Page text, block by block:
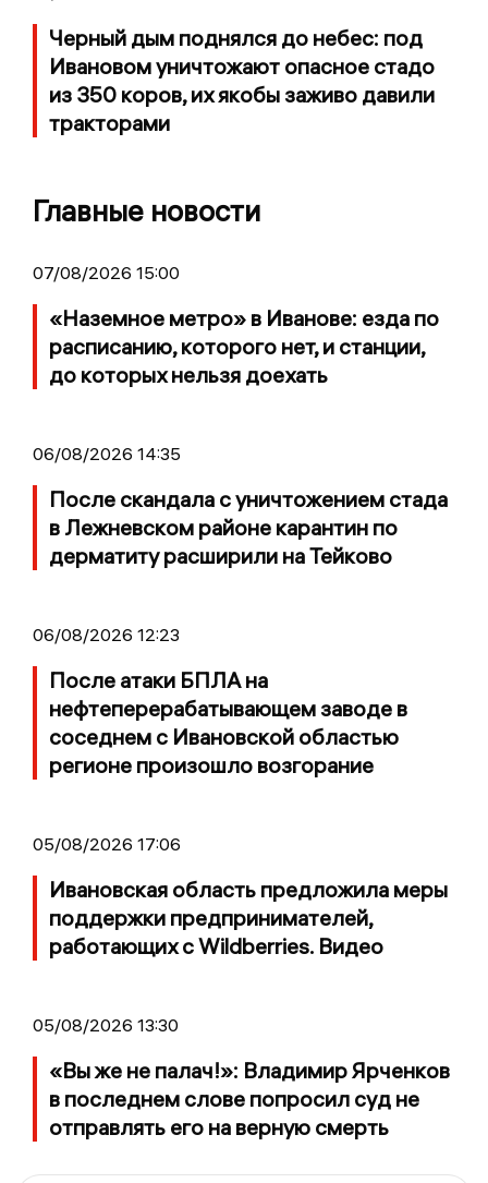
Черный дым поднялся до небес: под
Ивановом уничтожают опасное стадо
из 350 коров, их якобы заживо давили
тракторами
Главные новости
07/08/2026 15:00
«Наземное метро» в Иванове: езда по
расписанию, которого нет, и станции,
до которых нельзя доехать
06/08/2026 14:35
После скандала с уничтожением стада
в Лежневском районе карантин по
дерматиту расширили на Тейково
06/08/2026 12:23
После атаки БПЛА на
нефтеперерабатывающем заводе в
соседнем с Ивановской областью
регионе произошло возгорание
05/08/2026 17:06
Ивановская область предложила меры
поддержки предпринимателей,
работающих с Wildberries. Видео
05/08/2026 13:30
«Вы же не палач!»: Владимир Ярченков
в последнем слове попросил суд не
отправлять его на верную смерть